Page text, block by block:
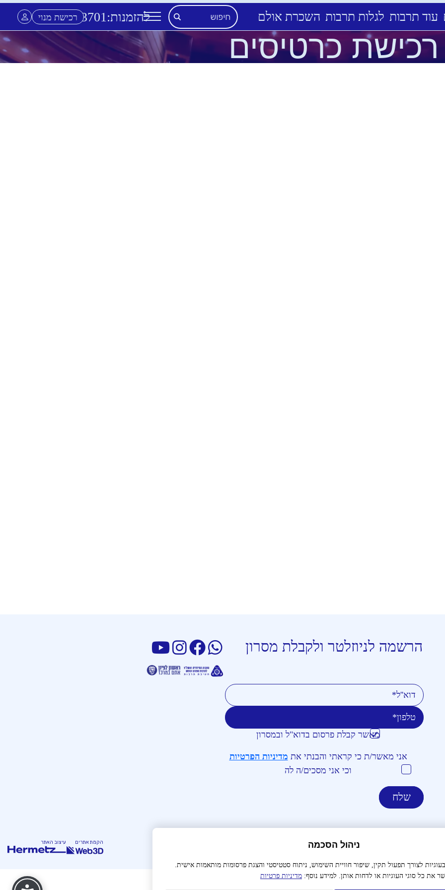
עוד תרבות לגלות תרבות השכרת אולם להזמנות: *3701 רכישת מנוי
רכישת כרטיסים
הרשמה לניוזלטר ולקבלת מסרון
דוא''ל
טלפון
מאשר קבלת פרסום בדוא"ל ובמסרון
אני מאשר/ת כי קראתי והבנתי את מדיניות הפרטיות
וכי אני מסכים/ה לה
הצהרת נגישות מדיניות פרטיות
הקמת אתרים עיצוב האתר ניהול הסכמה
לצורך תפעול תקין, שיפור חוויית השימוש, ניתוח סטטיסטי והצגת פרסומות מותאמות אישית.
את כל סוגי העוגיות או לדחות אותן. למידע נוסף: מדיניות פרטיות